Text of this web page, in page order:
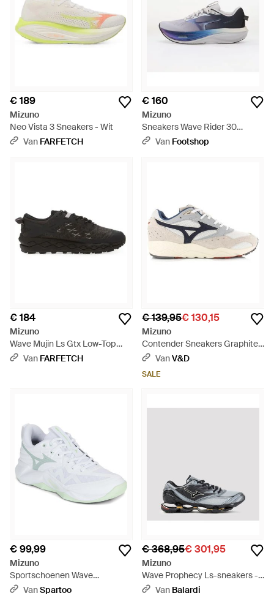
€ 189
Mizuno
Neo Vista 3 Sneakers - Wit
Van FARFETCH
€ 160
Mizuno
Sneakers Wave Rider 30
Special Pack Vulcan/ Lilac
Van Footshop
€ 184
Mizuno
Wave Mujin Ls Gtx Low-Top
Sneakers - Zwart
Van FARFETCH
€ 139,95€ 130,15
Mizuno
Contender Sneakers Graphite
Lage Sneakers - Blauw
VanV&D
SALE
€ 99,99
Mizuno
Sportschoenen Wave
Momentum Pro - Blauw
VanSpartoo
€ 368,95€ 301,95
Mizuno
Wave Prophecy Ls-sneakers -
GrijsVan Balardi